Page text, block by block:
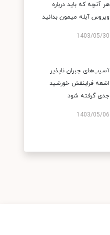
هر آنچه که باید درباره
ویروس آبله میمون بدانید
1403/05/30
آسیب‌های جبران ناپذیر
اشعه فرابنفش خورشید
جدی گرفته شود
1403/05/06